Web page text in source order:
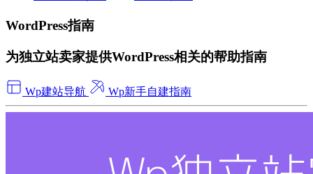
WordPress指南
为独立站卖家提供WordPress相关的帮助指南
Wp建站导航 Wp新手自建指南